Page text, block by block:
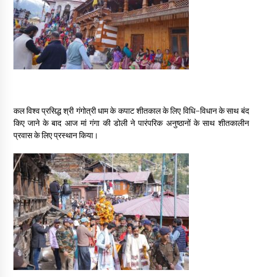
May 16, 2022
Thought Of The Day 14 May
May 14, 2022
May 13, 2022
May 12, 2022
Thought Of The Day 11 May
May 11, 2022
Thought Of The Day 10 May
May 10, 2022
कल विश्व प्रसिद्ध श्री गंगोत्री धाम के कपाट शीतकाल के लिए विधि-विधान के साथ बंद
किए जाने के बाद आज मां गंगा की डोली ने पारंपरिक अनुष्ठानों के साथ शीतकालीन
प्रवास के लिए प्रस्थान किया।